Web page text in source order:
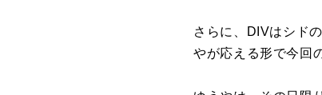
さらに、DIVはシド
やが応える形で今回